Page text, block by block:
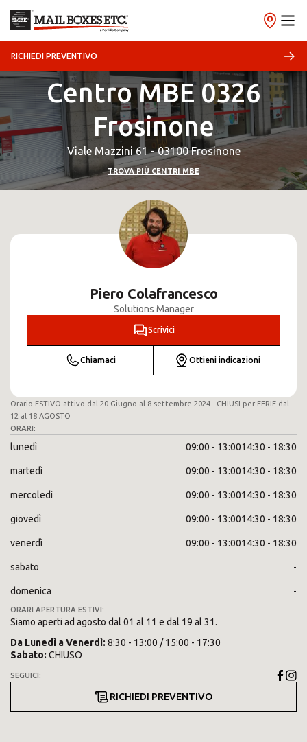
RICHIEDI PREVENTIVO
Centro MBE 0326
Frosinone
Viale Mazzini 61 - 03100 Frosinone
TROVA PIÙ CENTRI MBE
Piero Colafrancesco
Solutions Manager
Scrivici
Chiamaci Ottieni indicazioni
Orario ESTIVO attivo dal 20 Giugno al 8 settembre 2024 - CHIUSI per FERIE dal
12 al 18 AGOSTO
ORARI:
lunedì 09:00 - 13:0014:30 - 18:30
martedì 09:00 - 13:0014:30 - 18:30
mercoledì 09:00 - 13:0014:30 - 18:30
giovedì 09:00 - 13:0014:30 - 18:30
venerdì 09:00 - 13:0014:30 - 18:30
sabato -
domenica -
ORARI APERTURA ESTIVI:
Siamo aperti ad agosto dal 01 al 11 e dal 19 al 31.
Da Lunedì aVenerdì: 8:30 - 13:00 / 15:00 - 17:30
Sabato: CHIUSO
SEGUICI:
RICHIEDI PREVENTIVO